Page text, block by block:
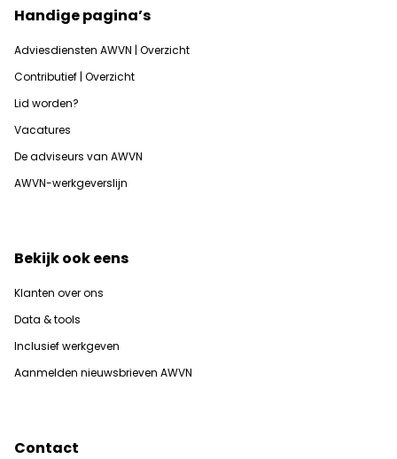
Handige pagina’s
Adviesdiensten AWVN | Overzicht
Contributief | Overzicht
Lid worden?
Vacatures
De adviseurs van AWVN
AWVN-werkgeverslijn
Bekijk ook eens
Klanten over ons
Data & tools
Inclusief werkgeven
Aanmelden nieuwsbrieven AWVN
Contact